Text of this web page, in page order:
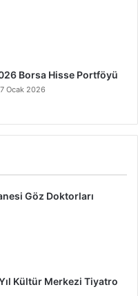
Borsa Hisse Portföyü
7 Ocak 2026
Göz Doktorları
Kültür Merkezi Tiyatro